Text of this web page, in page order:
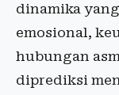
dinamika
emosional,
hubungan
diprediksi